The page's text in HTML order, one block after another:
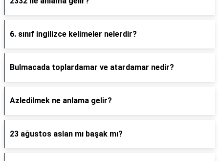
6. sınıf ingilizce kelimeler nelerdir?
Bulmacada toplardamar ve atardamar nedir?
Azledilmek ne anlama gelir?
23 ağustos aslan mı başak mı?